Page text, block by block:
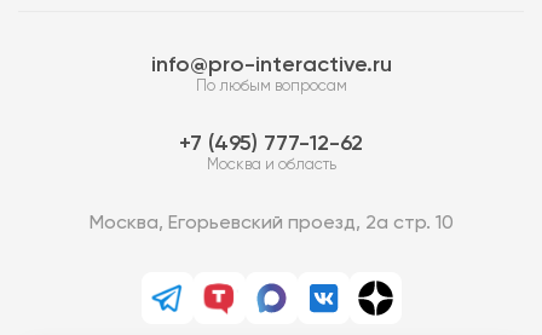
info@pro-interactive.ru
По любым вопросам
7 (495) 777-12-62
Москва и область
Москва, Егорьевский проезд, 2а стр. 10